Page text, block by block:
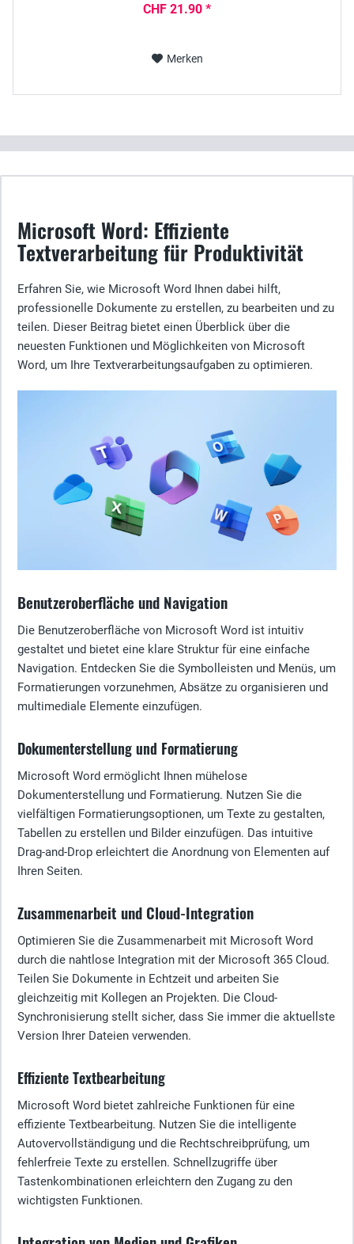
CHF 21.90 *
Merken
Microsoft Word: Effiziente
Textverarbeitung für Produktivität
Erfahren Sie, wie Microsoft Word Ihnen dabei hilft,
professionelle Dokumente zu erstellen, zu bearbeiten und zu
teilen. Dieser Beitrag bietet einen Überblick über die
neuesten Funktionen und Möglichkeiten von Microsoft
Word, um Ihre Textverarbeitungsaufgaben zu optimieren.
Benutzeroberfläche und Navigation
Die Benutzeroberfläche von Microsoft Word ist intuitiv
gestaltet und bietet eine klare Struktur für eine einfache
Navigation. Entdecken Sie die Symbolleisten und Menüs, um
Formatierungen vorzunehmen, Absätze zu organisieren und
multimediale Elemente einzufügen.
Dokumenterstellung und Formatierung
Microsoft Word ermöglicht Ihnen mühelose
Dokumenterstellung und Formatierung. Nutzen Sie die
vielfältigen Formatierungsoptionen, um Texte zu gestalten,
Tabellen zu erstellen und Bilder einzufügen. Das intuitive
Drag-and-Drop erleichtert die Anordnung von Elementen auf
Ihren Seiten.
Zusammenarbeit und Cloud-Integration
Optimieren Sie die Zusammenarbeit mit Microsoft Word
durch die nahtlose Integration mit der Microsoft 365 Cloud.
Teilen Sie Dokumente in Echtzeit und arbeiten Sie
gleichzeitig mit Kollegen an Projekten. Die Cloud-
Synchronisierung stellt sicher, dass Sie immer die aktuellste
Version Ihrer Dateien verwenden.
Effiziente Textbearbeitung
Microsoft Word bietet zahlreiche Funktionen für eine
effiziente Textbearbeitung. Nutzen Sie die intelligente
Autovervollständigung und die Rechtschreibprüfung, um
fehlerfreie Texte zu erstellen. Schnellzugriffe über
Tastenkombinationen erleichtern den Zugang zu den
wichtigsten Funktionen.